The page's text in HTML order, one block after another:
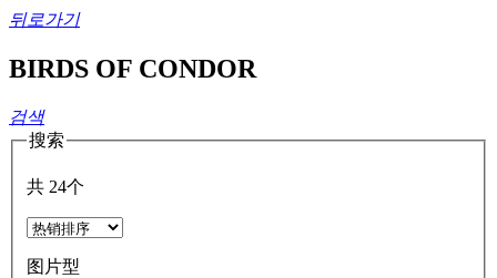
뒤로가기
BIRDS OF CONDOR
검색
搜索
共 24个
图片型